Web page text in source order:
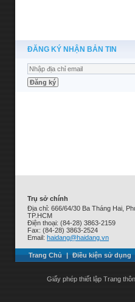
ĐĂNG KÝ NHẬN BẢN TIN
Trụ sở chính
Địa chỉ: 666/64/30 Ba Tháng Hai,
TP.HCM
Điện thoại: (84-28) 3863-2159
Fax: (84-28) 3863-2524
Email: haidang@haidang.vn
Trang Chủ | Điều kiện sử dụng
Giấy phép thiết lập Trang